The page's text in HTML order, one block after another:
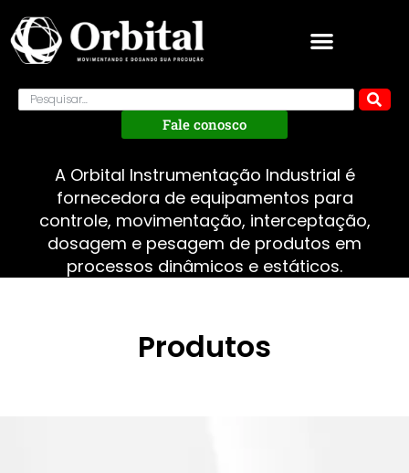
Fale conosco
A Orbital Instrumentação Industrial é
fornecedora de equipamentos para
controle, movimentação, interceptação,
dosagem e pesagem de produtos em
processos dinâmicos e estáticos.
Produtos